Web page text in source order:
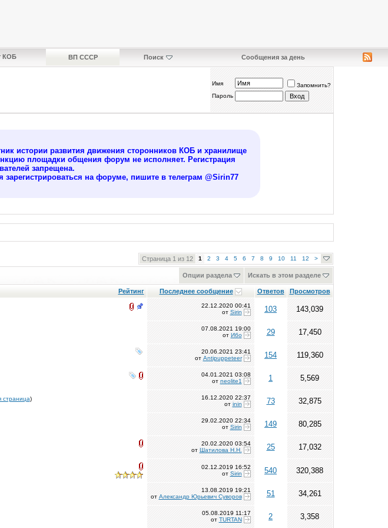
КОБ ВП СССР Поиск Сообщения за день
Имя
Запомнить?
Пароль
истории развития движения сторонников КОБ и хранилище
площадки общения форум не исполняет. Регистрация
запрещена.
на форуме, пишите в телеграм @Sirin77
Страница 1 из 12 1 2 3 4 5 6 7 8 9 10 11 12 >
Опции раздела Искать в этом разделе
Рейтинг Последнее сообщение Ответов Просмотров
22.12.2020 00:41
от Sirin 103 143,039
07.08.2021 19:00
от Ибо 29 17,450
20.06.2021 23:41
от Antipuppeteer 154 119,360
04.01.2021 03:08
от neolite1 1 5,569
страница)
16.12.2020 22:37
от inin 73 32,875
29.02.2020 22:34
от Sirin 149 80,285
20.02.2020 03:54
от Шатилова Н.Н. 25 17,032
02.12.2019 16:52
от Sirin 540 320,388
13.08.2019 19:21
от Александр Юрьевич Суворов 51 34,261
05.08.2019 11:17
от TURTAN 2 3,358